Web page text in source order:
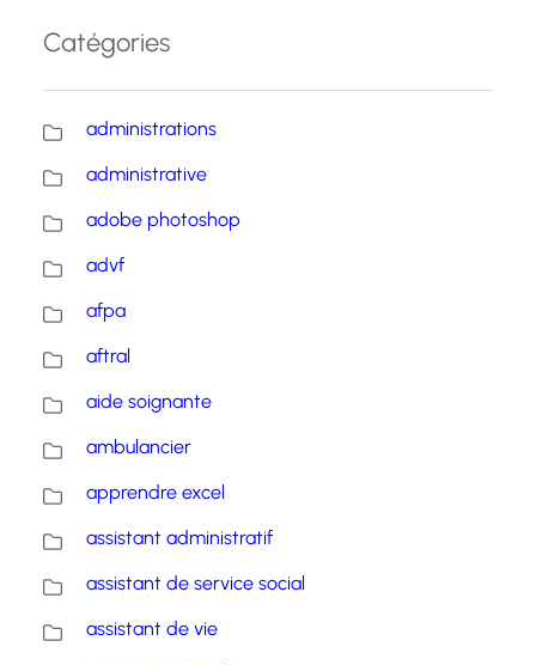
Catégories
administrations
administrative
adobe photoshop
advf
afpa
aftral
aide soignante
ambulancier
apprendre excel
assistant administratif
assistant de service social
assistant de vie